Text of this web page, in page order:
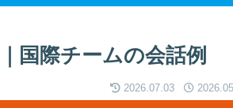
国際チームの会話例
2026.07.03